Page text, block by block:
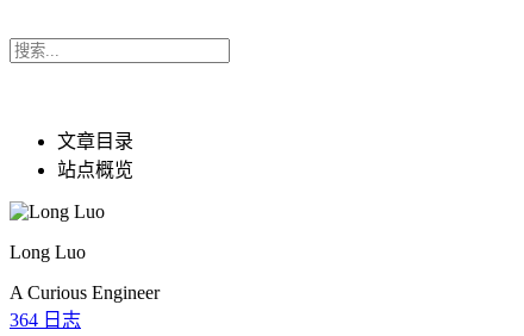
文章目录
站点概览
Long Luo
A Curious Engineer
364 日志